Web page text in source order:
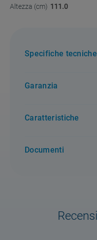
Altezza (cm) 111.0
Specifiche tecniche
Garanzia
Caratteristiche
Documenti